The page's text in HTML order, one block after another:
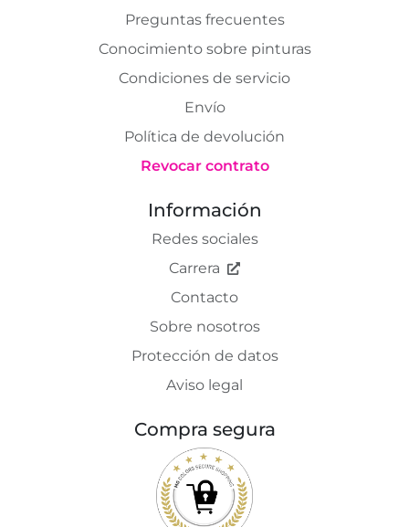
Preguntas frecuentes
Conocimiento sobre pinturas
Condiciones de servicio
Envío
Política de devolución
Revocar contrato
Información
Redes sociales
Carrera
Contacto
Sobre nosotros
Protección de datos
Aviso legal
Compra segura